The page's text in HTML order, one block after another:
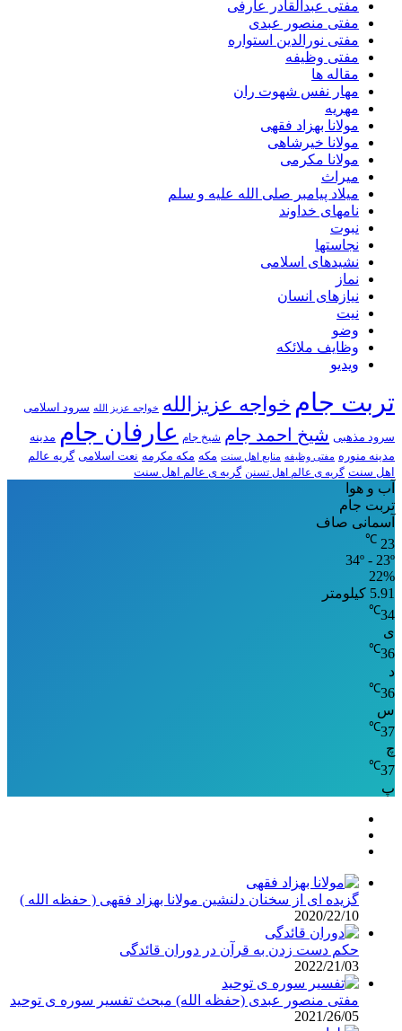
مفتی عبدالقادر عارفی
مفتی منصور عبدی
مفتی نورالدین استواره
مفتی وظیفه
مقاله ها
مهار نفس شهوت ران
مهریه
مولانا بهزاد فقهی
مولانا خیرشاهی
مولانا مکرمی
میراث
میلاد پیامبر صلی الله علیه و سلم
نامهای خداوند
نبوت
نجاستها
نشیدهای اسلامی
نماز
نیازهای انسان
نیت
وضو
وظایف ملائکه
ویدیو
تربت جام خواجه عزیزالله خواجه عزیز الله سرود اسلامی
سرود مذهبی شیخ احمد جام شیخ جام عارفان جام مدینه
مدینه منوره مفتی وظیفه منابع اهل سنت مکه مکه مکرمه نعت اسلامی گریه عالم
اهل سنت گریه ی عالم اهل تسنن گریه ی عالم اهل سنت
آب و هوا
تربت جام
آسمانی صاف
23
℃
34º - 23º
22%
5.91 کیلومتر
34
℃
ی
36
℃
د
36
℃
س
37
℃
چ
37
℃
پ
گزیده ای از سخنان دلنشین مولانا بهزاد فقهی ( حفظه الله )
2020/22/10
حکم دست زدن به قرآن در دوران قائدگی
2022/21/03
مفتی منصور عبدی (حفظه الله) مبحث تفسیر سوره ی توحید
2021/26/05